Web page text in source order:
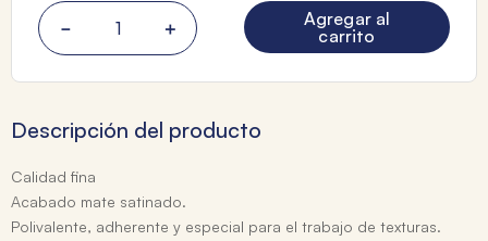
＋
－
Agregar al
carrito
Descripción del producto
Calidad fina
Acabado mate satinado.
Polivalente, adherente y especial para el trabajo de texturas.